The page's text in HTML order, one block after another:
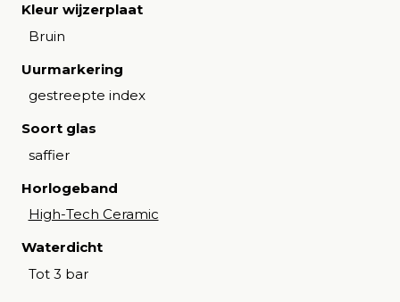
Kleur wijzerplaat
Bruin
Uurmarkering
gestreepte index
Soort glas
saffier
Horlogeband
High-Tech Ceramic
Waterdicht
Tot 3 bar